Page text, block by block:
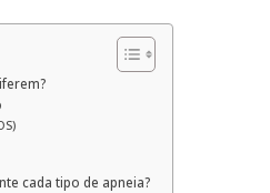
cada tipo de apneia?